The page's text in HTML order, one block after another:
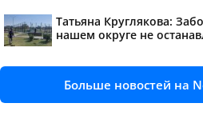
Татьяна Круглякова:
нашем округе не
Больше новостей на